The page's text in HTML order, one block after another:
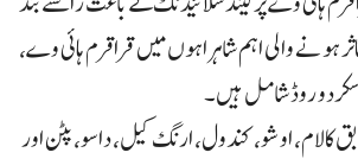
ہونے والی اہم شاہراہوں میں قراقرم ہائی وے،
روڈ شامل ہیں۔
کالام، اوشو، کندول، ارنگ کیل، داسو، پٹن اور